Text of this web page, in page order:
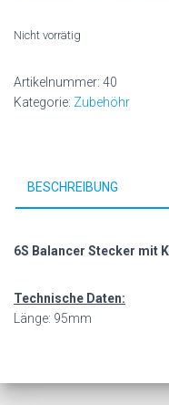
Nicht vorrätig
Artikelnummer: 40
Kategorie: Zubehöhr
BESCHREIBUNG
6S Balancer Stecker mit
Technische Daten:
Länge: 95mm